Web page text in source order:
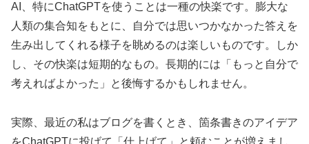
AI、特にChatGPTを使うことは一種の快楽です。膨大な
人類の集合知をもとに、自分では思いつかなかった答えを
生み出してくれる様子を眺めるのは楽しいものです。しか
し、その快楽は短期的なもの。長期的には「もっと自分で
考えればよかった」と後悔するかもしれません。
実際、最近の私はブログを書くとき、箇条書きのアイデア
をChatGPTに投げて「仕上げて」と頼むことが増えまし